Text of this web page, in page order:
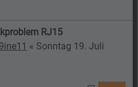
RJ15
« Sonntag 19. Juli